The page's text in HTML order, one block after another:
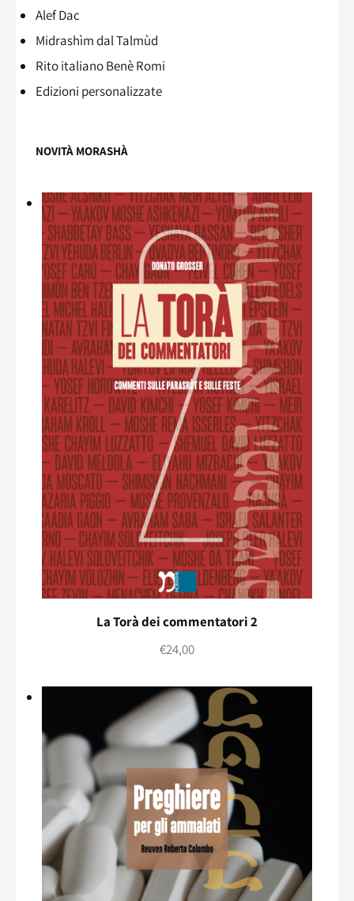
Alef Dac
Midrashìm dal Talmùd
Rito italiano Benè Romi​
Edizioni personalizzate
NOVITÀ MORASHÀ
La Torà dei commentatori 2
€24,00